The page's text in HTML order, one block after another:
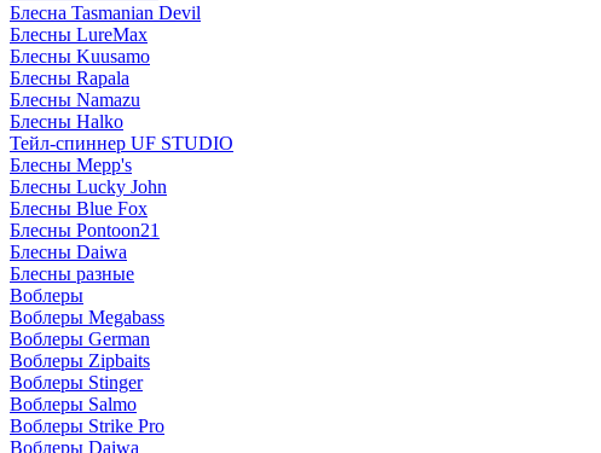
Блесна Tasmanian Devil
Блесны LureMax
Блесны Kuusamo
Блесны Rapala
Блесны Namazu
Блесны Halko
Тейл-спиннер UF STUDIO
Блесны Mepp's
Блесны Lucky John
Блесны Blue Fox
Блесны Pontoon21
Блесны Daiwa
Блесны разные
Воблеры
Воблеры Megabass
Воблеры German
Воблеры Zipbaits
Воблеры Stinger
Воблеры Salmo
Воблеры Strike Pro
Воблеры Daiwa